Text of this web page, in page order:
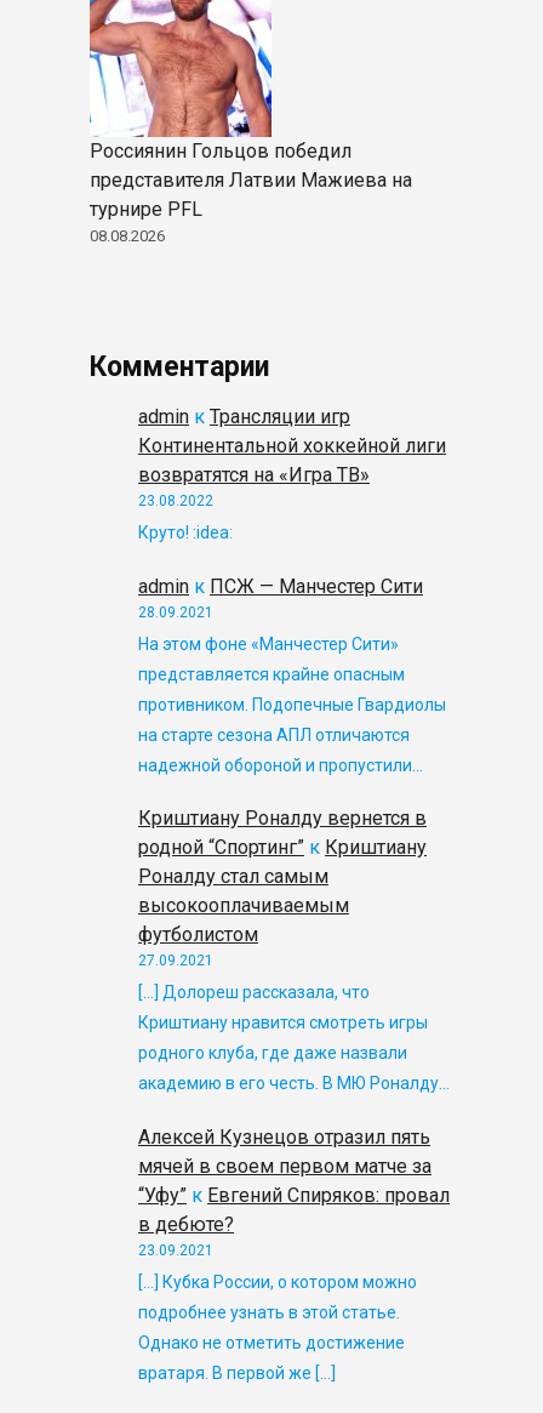
Россиянин Гольцов победил
представителя Латвии Мажиева на
турнире PFL
08.08.2026
Комментарии
admin к Трансляции игр
Континентальной хоккейной лиги
возвратятся на «Игра ТВ»
23.08.2022
Круто! :idea:
admin к ПСЖ — Манчестер Сити
28.09.2021
На этом фоне «Манчестер Сити»
представляется крайне опасным
противником. Подопечные Гвардиолы
на старте сезона АПЛ отличаются
надежной обороной и пропустили…
Криштиану Роналду вернется в
родной “Спортинг” к Криштиану
Роналду стал самым
высокооплачиваемым
футболистом
27.09.2021
[…] Долореш рассказала, что
Криштиану нравится смотреть игры
родного клуба, где даже назвали
академию в его честь. В МЮ Роналду…
Алексей Кузнецов отразил пять
мячей в своем первом матче за
“Уфу” к Евгений Спиряков: провал
в дебюте?
23.09.2021
[…] Кубка России, о котором можно
подробнее узнать в этой статье.
Однако не отметить достижение
вратаря. В первой же […]